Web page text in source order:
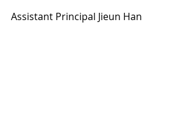
Assistant Principal Jieun Han